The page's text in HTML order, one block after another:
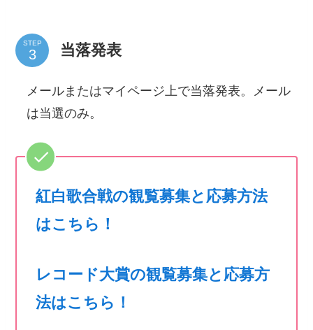
STEP 当落発表
メールまたはマイページ上で当落発表。メール
は当選のみ。
紅白歌合戦の観覧募集と応募方法
はこちら！
レコード大賞の観覧募集と応募方
法はこちら！